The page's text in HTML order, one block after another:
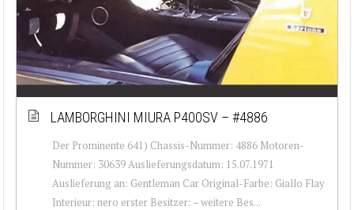
LAMBORGHINI MIURA P400SV – #4886
Der Prominente 641) Chassis-Nummer: 4886 Motoren-
Nummer: 30639 Auslieferungsdatum: 15.07.1971
Auslieferung an: Gentleman Car Original-Farbe: Giallo Flay
Interieur: nero erster Besitzer: – weitere Bes...